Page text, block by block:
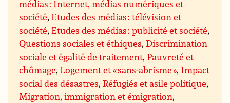
médias : Internet, médias numériques et
société,Etudes des médias : télévision et
société,Etudes des médias : publicité et société,
Questions sociales et éthiques,Discrimination
sociale et égalité de traitement,Pauvreté et
chômage,Logement et « sans-abrisme », Impact
social des désastres,Réfugiés et asile politique,
Migration, immigration et émigration,